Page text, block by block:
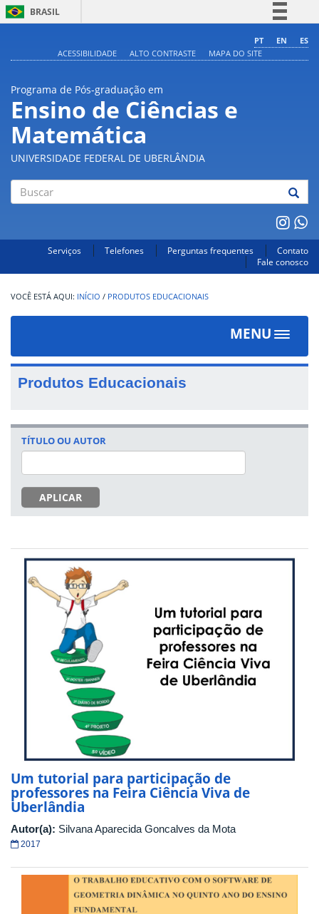
BRASIL
Comunica BR
Acesso à informação
Legislação
PT EN
ES
ACESSIBILIDADE
ALTO CONTRASTE MAPA DO SITE
Programa de Pós-graduação em
Ensino de Ciências e
Matemática
UNIVERSIDADE FEDERAL DE UBERLÂNDIA
Serviços Telefones Perguntas frequentes
Contato
Fale conosco
INÍCIO / PRODUTOS EDUCACIONAIS
MENU
Toggle
Produtos Educacionais
TÍTULO OU AUTOR
APLICAR
Um tutorial para participação de
professores na Feira Ciência Viva de
Uberlândia
Autor(a): Silvana Aparecida Goncalves da Mota
2017